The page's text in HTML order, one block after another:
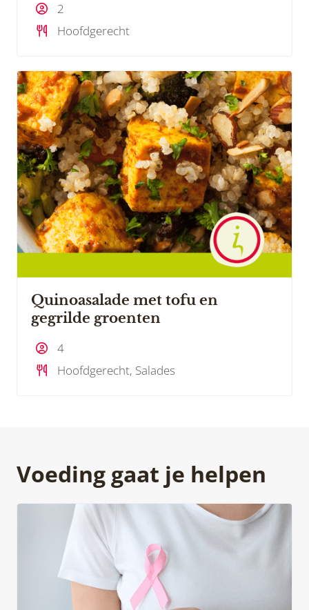
2
Hoofdgerecht
Quinoasalade met tofu en
gegrilde groenten
4
Hoofdgerecht, Salades
Voeding gaat je helpen